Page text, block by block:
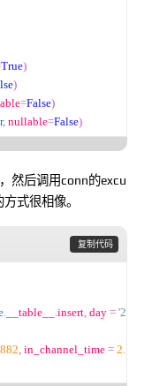
True)
)
=False)
, nullable=False)
然后调用conn的excu
式很相像。
复制代码
__table__ insert day = '2
882 in_channel_time = 2.